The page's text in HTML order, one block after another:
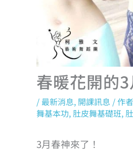
春暖花開的
/最新消息, 開課訊息 / 作
舞基本功, 肚皮舞基礎班,
3月春神來了！